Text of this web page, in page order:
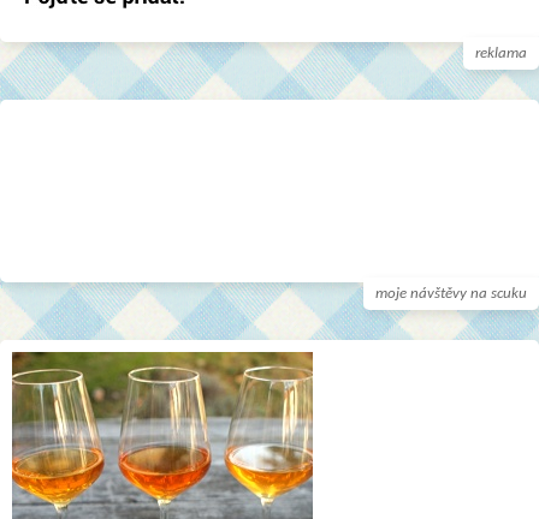
reklama
moje návštěvy na scuku